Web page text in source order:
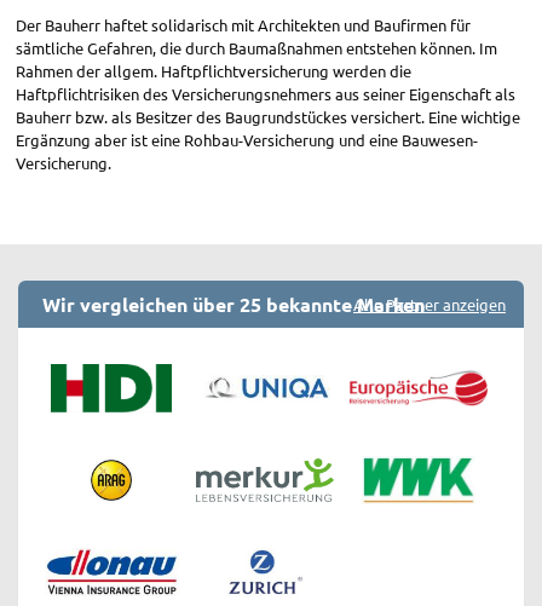
Der Bauherr haftet solidarisch mit Architekten und Baufirmen für
sämtliche Gefahren, die durch Baumaßnahmen entstehen können. Im
Rahmen der allgem. Haftpflichtversicherung werden die
Haftpflichtrisiken des Versicherungsnehmers aus seiner Eigenschaft als
Bauherr bzw. als Besitzer des Baugrundstückes versichert. Eine wichtige
Ergänzung aber ist eine Rohbau-Versicherung und eine Bauwesen-
Versicherung.
Wir vergleichen über 25 bekannte MarkenAlle Partner anzeigen